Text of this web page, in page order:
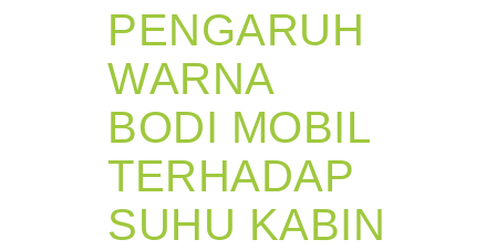
PENGARUH
WARNA
BODI MOBIL
TERHADAP
SUHU KABIN